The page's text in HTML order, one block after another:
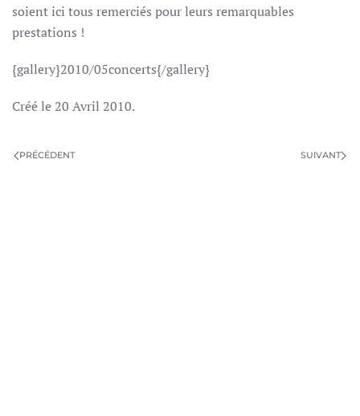
soient ici tous remerciés pour leurs remarquables
prestations !
{gallery}2010/05concerts{/gallery}
Créé le 20 Avril 2010.
PRÉCÉDENT SUIVANT